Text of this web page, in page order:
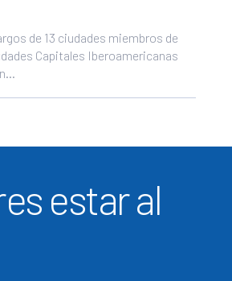
de 13 ciudades miembros de
Capitales Iberoamericanas
estar al